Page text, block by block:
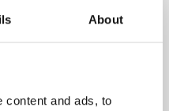
About
content and ads, toSe mere